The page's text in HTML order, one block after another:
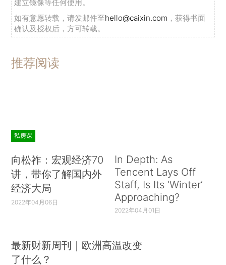
建立镜像等任何使用。
如有意愿转载，请发邮件至hello@caixin.com ，获得书面
确认及授权后，方可转载。
推荐阅读
私房课
向松祚：宏观经济70
讲，带你了解国内外
经济大局
2022年04月06日
In Depth: As
Tencent Lays Off
Staff, Is Its ‘Winter’
Approaching?
2022年04月01日
最新财新周刊｜欧洲高温改变
了什么？